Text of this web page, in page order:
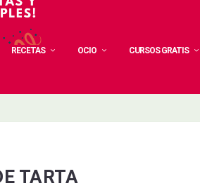
RECETAS OCIO CURSOS GRATIS
TARTA